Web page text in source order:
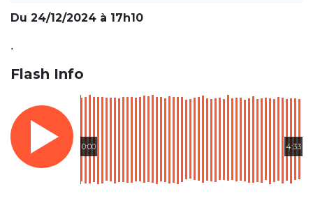
Du 24/12/2024 à 17h10
.
Flash Info
0:00 4:33